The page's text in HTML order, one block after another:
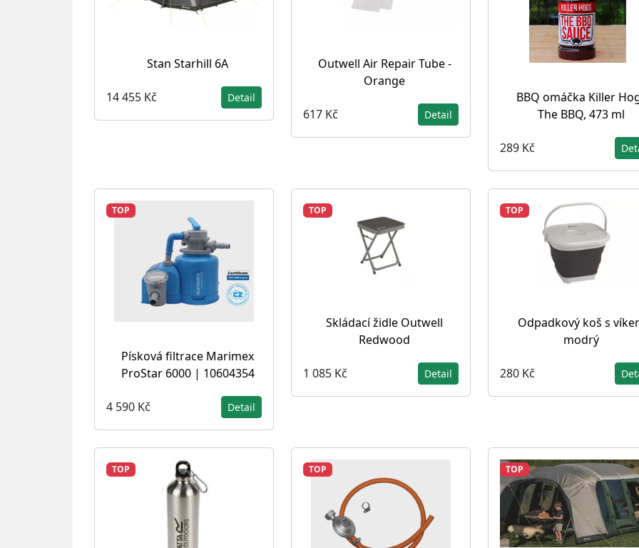
Stan Starhill 6A
14 455 Kč Detail
Outwell Air Repair Tube -
Orange
617 Kč Detail
BBQ omáčka Killer
The BBQ, 473 ml
289 Kč
TOP
Písková filtrace Marimex
ProStar 6000 | 10604354
4 590 Kč Detail
TOP
Skládací židle Outwell
Redwood
1 085 Kč Detail
TOP
Odpadkový koš s
modrý
280 Kč
TOP TOP TOP